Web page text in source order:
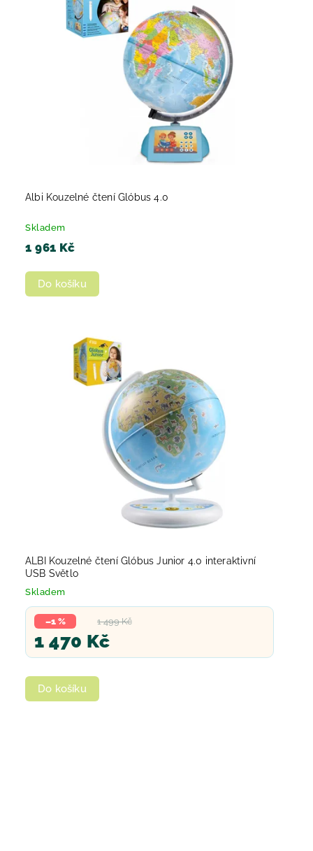
Albi Kouzelné čtení Glóbus 4.0
Skladem
1 961 Kč
Do košíku
ALBI Kouzelné čtení Glóbus Junior 4.0 interaktivní
USB Světlo
Skladem
1 499 Kč
–1 %
1 470 Kč
Do košíku